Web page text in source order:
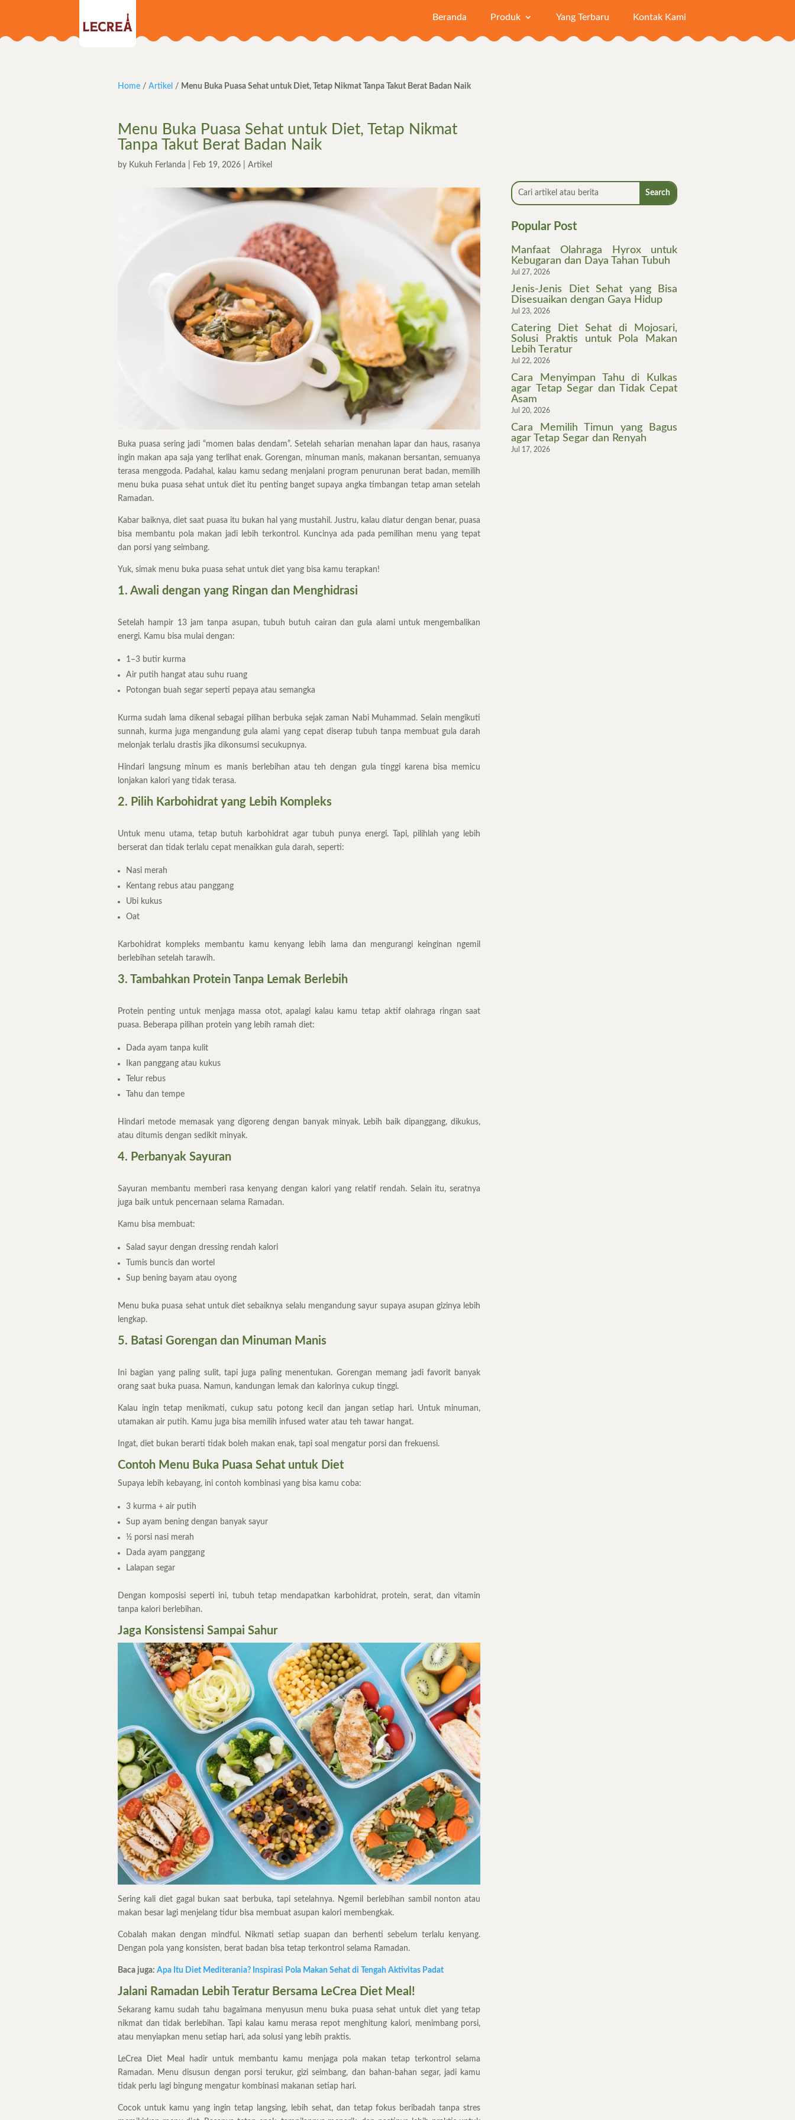
Beranda Produk Yang Terbaru Kontak Kami
Home/ Artikel / Menu Buka Puasa Sehat untuk Diet, Tetap Nikmat Tanpa Takut Berat Badan Naik
Menu Buka Puasa Sehat untuk Diet, Tetap Nikmat
Tanpa Takut Berat Badan Naik
by Kukuh Ferlanda Feb 19, 2026| Artikel
Buka puasa sering jadi “momen balas dendam”. Setelah seharian menahan lapar dan haus, rasanya
ingin makan apa saja yang terlihat enak. Gorengan, minuman manis, makanan bersantan, semuanya
terasa menggoda. Padahal, kalau kamu sedang menjalani program penurunan berat badan, memilih
menu buka puasa sehat untuk diet itu penting banget supaya angka timbangan tetap aman setelah
Ramadan.
Kabar baiknya, diet saat puasa itu bukan hal yang mustahil. Justru, kalau diatur dengan benar, puasa
bisa membantu pola makan jadi lebih terkontrol. Kuncinya ada pada pemilihan menu yang tepat
dan porsi yang seimbang.
Yuk, simak menu buka puasa sehat untuk diet yang bisa kamu terapkan!
1. Awali dengan yang Ringan dan Menghidrasi
Setelah hampir 13 jam tanpa asupan, tubuh butuh cairan dan gula alami untuk mengembalikan
energi. Kamu bisa mulai dengan:
1–3 butir kurma
Air putih hangat atau suhu ruang
Potongan buah segar seperti pepaya atau semangka
Kurma sudah lama dikenal sebagai pilihan berbuka sejak zaman Nabi Muhammad. Selain mengikuti
sunnah, kurma juga mengandung gula alami yang cepat diserap tubuh tanpa membuat gula darah
melonjak terlalu drastis jika dikonsumsi secukupnya.
Hindari langsung minum es manis berlebihan atau teh dengan gula tinggi karena bisa memicu
lonjakan kalori yang tidak terasa.
2. Pilih Karbohidrat yang Lebih Kompleks
Untuk menu utama, tetap butuh karbohidrat agar tubuh punya energi. Tapi, pilihlah yang lebih
berserat dan tidak terlalu cepat menaikkan gula darah, seperti:
Nasi merah
Kentang rebus atau panggang
Ubi kukus
Oat
Karbohidrat kompleks membantu kamu kenyang lebih lama dan mengurangi keinginan ngemil
berlebihan setelah tarawih.
3. Tambahkan Protein Tanpa Lemak Berlebih
Protein penting untuk menjaga massa otot, apalagi kalau kamu tetap aktif olahraga ringan saat
puasa. Beberapa pilihan protein yang lebih ramah diet:
Dada ayam tanpa kulit
Ikan panggang atau kukus
Telur rebus
Tahu dan tempe
Hindari metode memasak yang digoreng dengan banyak minyak. Lebih baik dipanggang, dikukus,
atau ditumis dengan sedikit minyak.
4. Perbanyak Sayuran
Sayuran membantu memberi rasa kenyang dengan kalori yang relatif rendah. Selain itu, seratnya
juga baik untuk pencernaan selama Ramadan.
Kamu bisa membuat:
Salad sayur dengan dressing rendah kalori
Tumis buncis dan wortel
Sup bening bayam atau oyong
Menu buka puasa sehat untuk diet sebaiknya selalu mengandung sayur supaya asupan gizinya lebih
lengkap.
5. Batasi Gorengan dan Minuman Manis
Ini bagian yang paling sulit, tapi juga paling menentukan. Gorengan memang jadi favorit banyak
orang saat buka puasa. Namun, kandungan lemak dan kalorinya cukup tinggi.
Kalau ingin tetap menikmati, cukup satu potong kecil dan jangan setiap hari. Untuk minuman,
utamakan air putih. Kamu juga bisa memilih infused water atau teh tawar hangat.
Ingat, diet bukan berarti tidak boleh makan enak, tapi soal mengatur porsi dan frekuensi.
Contoh Menu Buka Puasa Sehat untuk Diet
Supaya lebih kebayang, ini contoh kombinasi yang bisa kamu coba:
3 kurma + air putih
Sup ayam bening dengan banyak sayur
½ porsi nasi merah
Dada ayam panggang
Lalapan segar
Dengan komposisi seperti ini, tubuh tetap mendapatkan karbohidrat, protein, serat, dan vitamin
tanpa kalori berlebihan.
Jaga Konsistensi Sampai Sahur
Sering kali diet gagal bukan saat berbuka, tapi setelahnya. Ngemil berlebihan sambil nonton atau
makan besar lagi menjelang tidur bisa membuat asupan kalori membengkak.
Cobalah makan dengan mindful. Nikmati setiap suapan dan berhenti sebelum terlalu kenyang.
Dengan pola yang konsisten, berat badan bisa tetap terkontrol selama Ramadan.
Baca juga: Apa Itu Diet Mediterania? Inspirasi Pola Makan Sehat di Tengah Aktivitas Padat
Jalani Ramadan Lebih Teratur Bersama LeCrea Diet Meal!
Sekarang kamu sudah tahu bagaimana menyusun menu buka puasa sehat untuk diet yang tetap
nikmat dan tidak berlebihan. Tapi kalau kamu merasa repot menghitung kalori, menimbang porsi,
atau menyiapkan menu setiap hari, ada solusi yang lebih praktis.
LeCrea Diet Meal hadir untuk membantu kamu menjaga pola makan tetap terkontrol selama
Ramadan. Menu disusun dengan porsi terukur, gizi seimbang, dan bahan-bahan segar, jadi kamu
tidak perlu lagi bingung mengatur kombinasi makanan setiap hari.
Cocok untuk kamu yang ingin tetap langsing, lebih sehat, dan tetap fokus beribadah tanpa stres
Popular Post
Manfaat Olahraga Hyrox untuk
Kebugaran dan Daya Tahan Tubuh
Jul 27, 2026
Jenis-Jenis Diet Sehat yang Bisa
Disesuaikan dengan Gaya Hidup
Jul 23, 2026
Catering Diet Sehat di Mojosari,
Solusi Praktis untuk Pola Makan
Lebih Teratur
Jul 22, 2026
Cara Menyimpan Tahu di Kulkas
agar Tetap Segar dan Tidak Cepat
Asam
Jul 20, 2026
Cara Memilih Timun yang Bagus
agar Tetap Segar dan Renyah
Jul 17, 2026